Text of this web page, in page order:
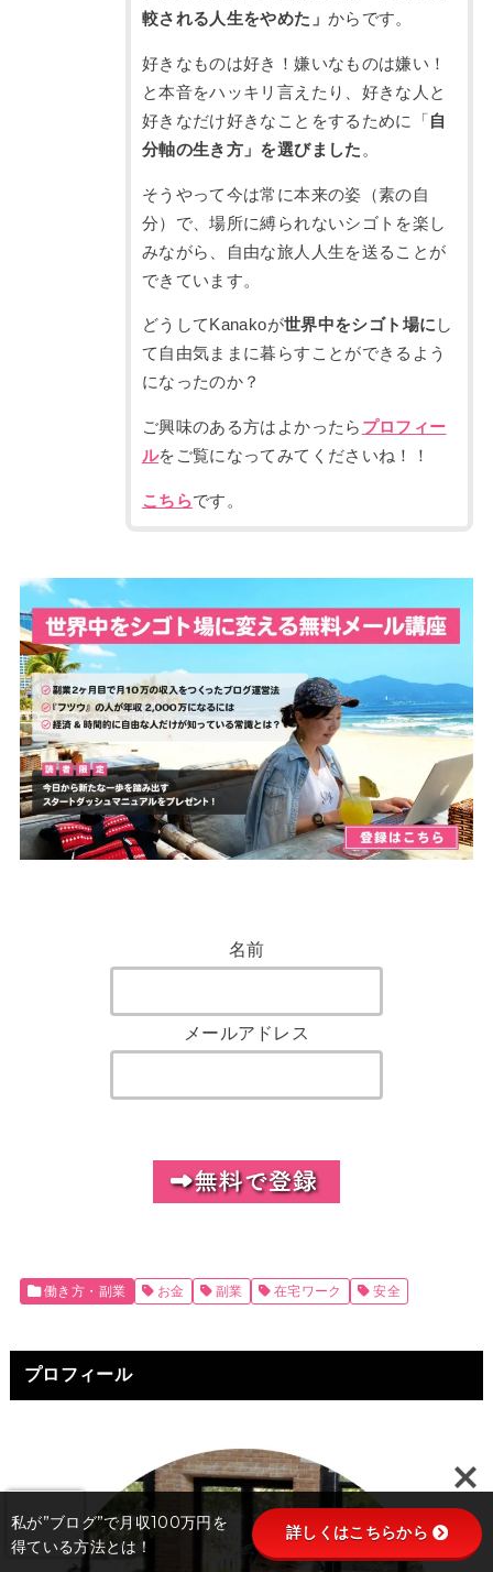
較される人生をやめた」 からです。
好きなものは好き！嫌いなものは嫌い！
と本音をハッキリ言えたり、好きな人と
好きなだけ好きなことをするために「 自
分軸の生き方」を選びました 。
そうやって今は常に本来の姿（素の自
分）で、場所に縛られないシゴトを楽し
みながら、自由な旅人人生を送ることが
できています。
どうしてKanakoが世界中をシゴト場に し
て自由気ままに暮らすことができるよう
になったのか？
ご興味のある方はよかったら プロフィー
ルをご覧になってみてくださいね！！
こちらです。
名前
メールアドレス
働き方・副業 お金 副業 在宅ワーク 安全
プロフィール
私が”ブログ”で月収100万円を
得ている方法とは！
詳しくはこちらから